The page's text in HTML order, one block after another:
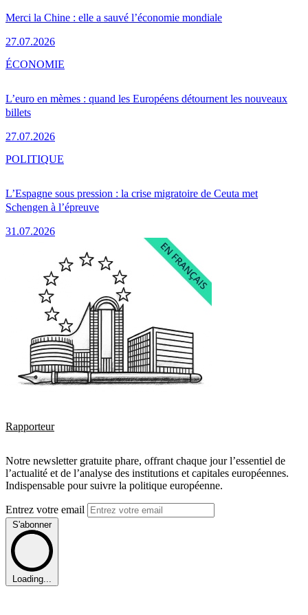
Merci la Chine : elle a sauvé l’économie mondiale
27.07.2026
L’euro en mèmes : quand les Européens détournent les nouveaux
billets
27.07.2026
ÉCONOMIE
L’Espagne sous pression : la crise migratoire de Ceuta met
Schengen à l’épreuve
31.07.2026
POLITIQUE
Rapporteur
Notre newsletter gratuite phare, offrant chaque jour l’essentiel de
l’actualité et de l’analyse des institutions et capitales européennes.
Indispensable pour suivre la politique européenne.
Entrez votre email
S'abonner
Loading...